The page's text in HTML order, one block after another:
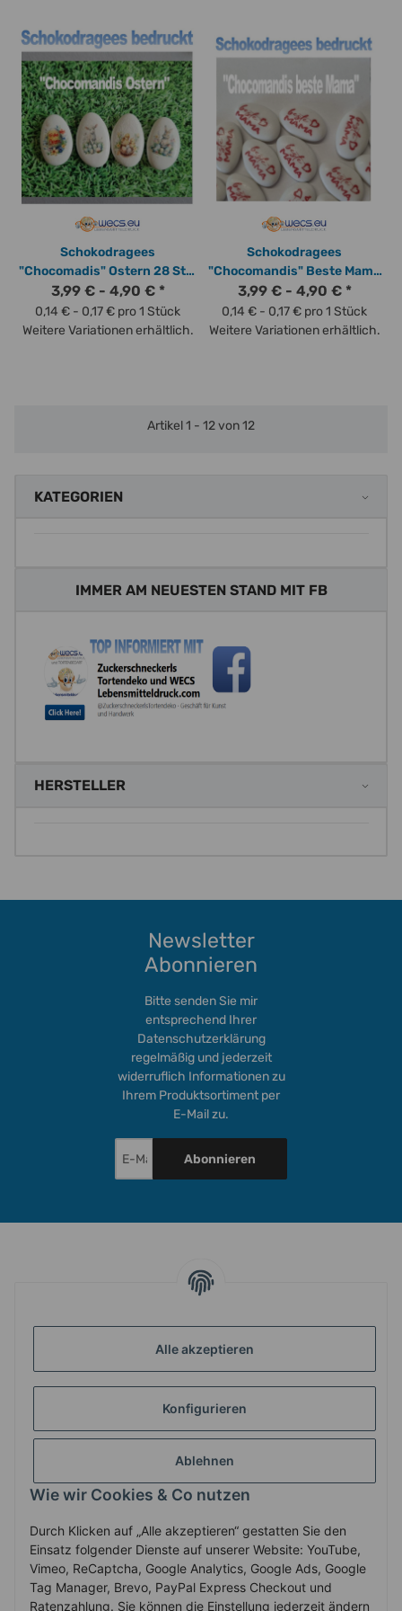
Alle akzeptieren
Konfigurieren
Ablehnen
Wie wir Cookies & Co nutzen
Durch Klicken auf „Alle akzeptieren“ gestatten Sie den
Einsatz folgender Dienste auf unserer Website: YouTube,
Vimeo, ReCaptcha, Google Analytics, Google Ads, Google
Tag Manager, Brevo, PayPal Express Checkout und
Ratenzahlung. Sie können die Einstellung jederzeit ändern
Schokodragees
"Chocomadis" Ostern 28 Stk.
ca. 110 g - Osterhase, Lamm,
Kücken, Osterei Frohe
Ostern
3,99 € - 4,90 € *
0,14 € - 0,17 € pro 1 Stück
Weitere Variationen erhältlich.
Schokodragees
"Chocomandis" Beste Mama
28 Stk. ca. 110 g - essbar
bedruckt mit
Lebensmitteltinte
3,99 € - 4,90 € *
0,14 € - 0,17 € pro 1 Stück
Weitere Variationen erhältlich.
Artikel 1 - 12 von 12
KATEGORIEN
IMMER AM NEUESTEN STAND MIT FB
HERSTELLER
Newsletter
Abonnieren
Bitte senden Sie mir
entsprechend Ihrer
Datenschutzerklärung
regelmäßig und jederzeit
widerruflich Informationen zu
Ihrem Produktsortiment per
E-Mail zu.
Abonnieren
INFORMATIONEN
GESETZLICHE INFORMATIONEN
ZAHLUNG & VERSAND
Vertrag widerrufen